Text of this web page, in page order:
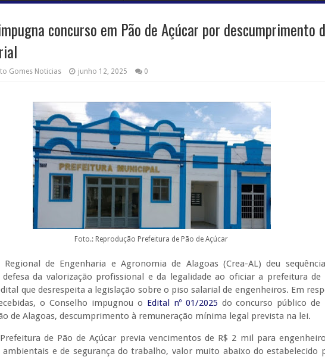
concurso em Pão de Açúcar por descumprimento
Gomes Noticias junho 12, 2025 0
Foto.: Reprodução Prefeitura de Pão de Açúcar
Regional de Engenharia e Agronomia de Alagoas (Crea-AL) deu
da valorização profissional e da legalidade ao oficiar a prefeitura de
que desrespeita a legislação sobre o piso salarial de engenheiros. Em
o Conselho impugnou o Edital nº 01/2025 do concurso público de
de Alagoas, descumprimento à remuneração mínima legal prevista na lei.
de Pão de Açúcar previa vencimentos de R$ 2 mil para
e de segurança do trabalho, valor muito abaixo do estabelecido